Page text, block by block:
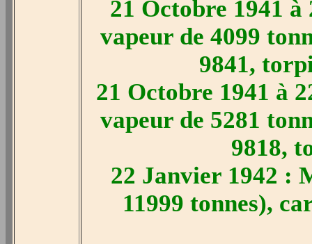
21 Octobre 1941
vapeur de 4099
9841,
21 Octobre 1941 à
vapeur de 5281
9818,
22 Janvier 1942 :
11999 tonnes),